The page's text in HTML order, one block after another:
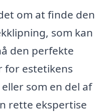
om at finde den
som kan
den perfekte
for estetikens
som en del af
rette ekspertise